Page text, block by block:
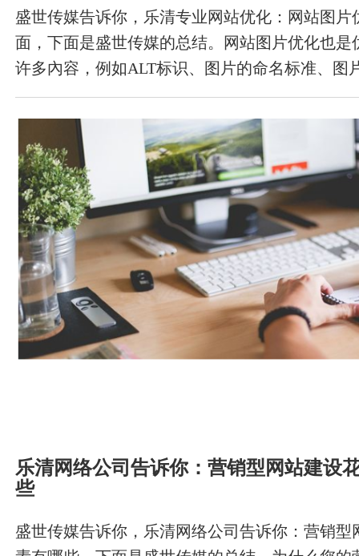
盛世传媒告诉你，乐清专业网站优化：网站图片
面，下面是盛世传媒的总结。网站图片优化也是
许多內容，例如ALT标识、图片的命名标准、图
等。图片优化搞好了还可以为网站产生许多流量
的方面，和大家分享一下。
乐清网络公司告诉你：营销型网站建设
些
盛世传媒告诉你，乐清网络公司告诉你：营销型